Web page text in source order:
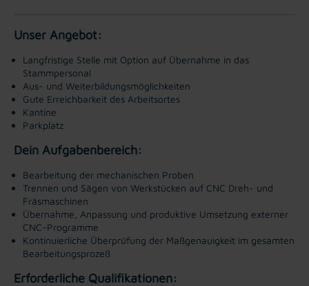
Unser Angebot:
Langfristige Stelle mit Option auf Übernahme in das
Stammpersonal
Aus- und Weiterbildungsmöglichkeiten
Gute Erreichbarkeit des Arbeitsortes
Kantine
Parkplatz
Dein Aufgabenbereich:
Bearbeitung der mechanischen Proben
Trennen und Sägen von Werkstücken auf CNC Dreh- und
Fräsmaschinen
Übernahme, Anpassung und produktive Umsetzung externer
CNC-Programme
Kontinuierliche Überprüfung der Maßgenauigkeit im gesamten
Bearbeitungsprozeß
Erforderliche Qualifikationen: